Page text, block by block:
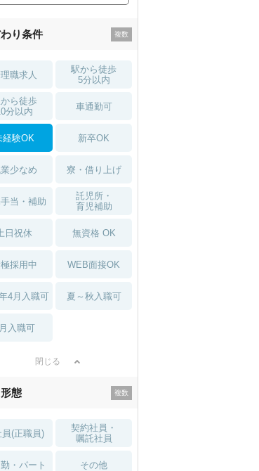
り条件
職求人
駅から徒歩
5分以内
ら徒歩
分以内
車通勤可
経験OK 新卒OK
少なめ 寮・借り上げ
当・補助
託児所・
育児補助
日祝休 無資格 OK
採用中 WEB面接OK
4月入職可 夏～秋入職可
入職可
閉じる
態
員(正職員)
契約社員・
嘱託社員
・パート その他